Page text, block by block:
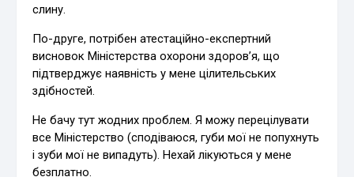
слину.
По-друге, потрібен атестаційно-експертний
висновок Міністерства охорони здоров’я, що
підтверджує наявність у мене цілительських
здібностей.
Не бачу тут жодних проблем. Я можу перецілувати
все Міністерство(сподіваюся, губи мої не попухнуть
і зуби мої не випадуть). Нехай лікуються у мене
безплатно.